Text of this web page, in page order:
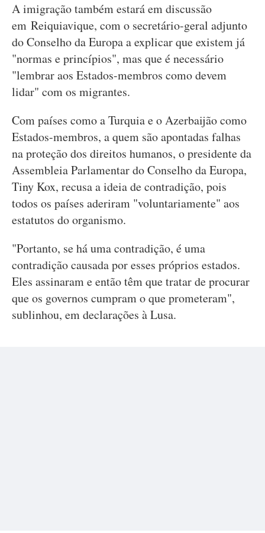
A imigração também estará em discussão
em Reiquiavique, com o secretário-geral adjunto
do Conselho da Europa a explicar que existem já
"normas e princípios", mas que é necessário
"lembrar aos Estados-membros como devem
lidar" com os migrantes.
Com países como a Turquia e o Azerbaijão como
Estados-membros, a quem são apontadas falhas
na proteção dos direitos humanos, o presidente da
Assembleia Parlamentar do Conselho da Europa,
Tiny Kox, recusa a ideia de contradição, pois
todos os países aderiram "voluntariamente" aos
estatutos do organismo.
"Portanto, se há uma contradição, é uma
contradição causada por esses próprios estados.
Eles assinaram e então têm que tratar de procurar
que os governos cumpram o que prometeram",
sublinhou, em declarações à Lusa.